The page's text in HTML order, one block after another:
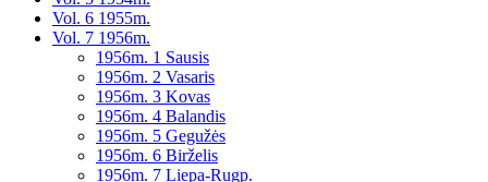
Vol. 6 1955m.
Vol. 7 1956m.
1956m. 1 Sausis
1956m. 2 Vasaris
1956m. 3 Kovas
1956m. 4 Balandis
1956m. 5 Gegužės
1956m. 6 Birželis
1956m. 7 Liepa-Rugp.